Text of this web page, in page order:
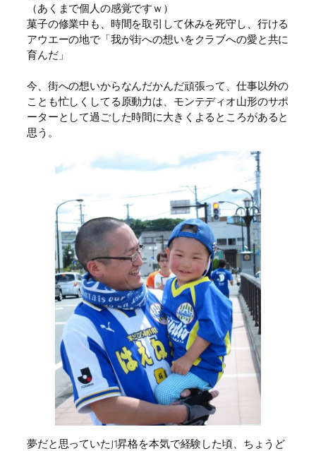
（あくまで個人の感覚ですｗ）
菓子の修業中も、時間を取引して休みを死守し、行ける
アウエーの地で「我が街への想いをクラブへの愛と共に
育んだ」
今、街への想いからなんだかんだ頑張って、仕事以外の
ことも忙しくしてる原動力は、モンテディオ山形のサポ
ーターとして過ごした時間に大きくよるところがあると
思う。
夢だと思っていたJ1昇格を本気で経験した頃、ちょうど